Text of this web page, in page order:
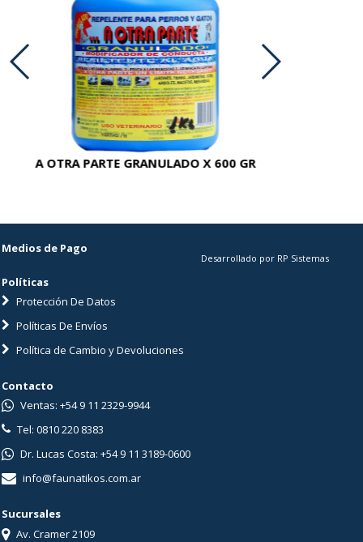
A OTRA PARTE GRANULADO X 600 GR
Medios de Pago
Políticas
Protección De Datos
Políticas De Envíos
Política de Cambio y Devoluciones
Desarrollado por RP Sistemas
Contacto
Ventas: +54 9 11 2329-9944
Tel: 0810 220 8383
Dr. Lucas Costa: +54 9 11 3189-0600
info@faunatikos.com.ar
Sucursales
Av. Cramer 2109